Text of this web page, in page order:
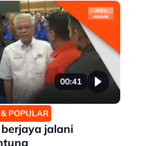
00:41
POPULAR
jalani